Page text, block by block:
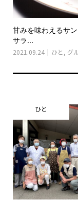
甘みを味わえるサ
サラ...
2021.09.24 ひと , グ
ひと